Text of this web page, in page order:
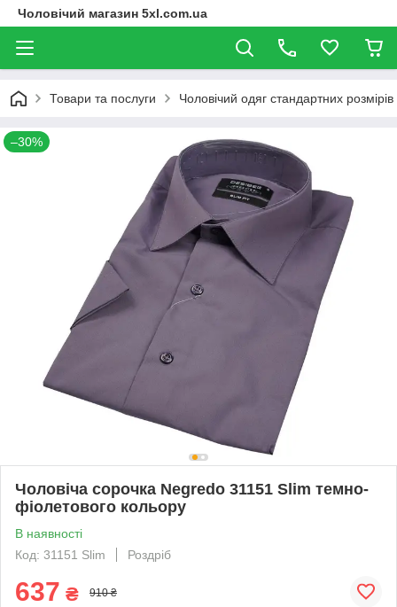
Чоловічий магазин 5xl.com.ua
Товари та послуги Чоловічий одяг стандартних розмірів
–30%
Чоловіча сорочка Negredo 31151 Slim темно-
фіолетового кольору
В наявності
Код: 31151 Slim
Роздріб
637 ₴ 910 ₴